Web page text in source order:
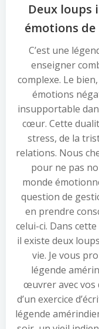
Deux loups
émotions de
C’est une
enseigner
complexe. Le
émotions
insupportable
cœur. Cette
stress, de la
relations. Nous
pour ne pas
monde
question de
en prendre
celui-ci. Dans
il existe deux
vie. Je vous
légende
œuvrer avec vos
d’un exercice
légende